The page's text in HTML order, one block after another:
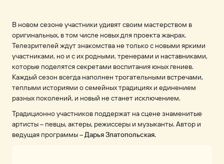
В новом сезоне участники удивят своим мастерством в
оригинальных, в том числе новых для проекта жанрах.
Телезрителей ждут знакомства не только с новыми яркими
участниками, но и с их родными, тренерами и наставниками,
которые поделятся секретами воспитания юных гениев.
Каждый сезон всегда наполнен трогательными встречами,
теплыми историями о семейных традициях и единением
разных поколений, и новый не станет исключением.
Традиционно участников поддержат на сцене знаменитые
артисты – певцы, актеры, режиссеры и музыканты. Автор и
ведущая программы –Дарья Златопольская.